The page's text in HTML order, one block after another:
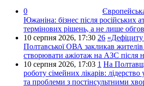
0
Южаніна: бізнес після російських
термінових рішень, а не лише
10 серпня 2026, 17:30 26
Полтавської ОВА закликав жителів
створювати ажіотаж на АЗС після
10 серпня 2026, 17:03 1 На
роботу сімейних лікарів: лідерство
та проблеми з постінсультними